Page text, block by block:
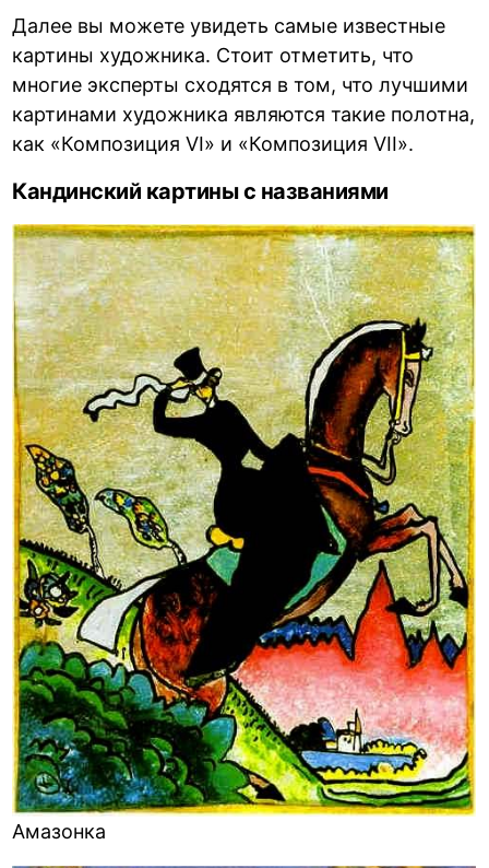
Далее вы можете увидеть самые известные
картины художника. Стоит отметить, что
многие эксперты сходятся в том, что лучшими
картинами художника являются такие полотна,
как «Композиция VI» и «Композиция VII».
Кандинский картины с названиями
Амазонка